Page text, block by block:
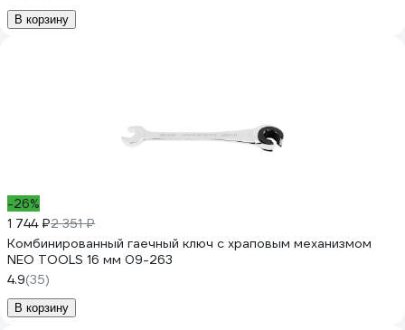
В корзину
-26%
1 744 ₽2 351 ₽
Комбинированный гаечный ключ с храповым механизмом
NEO TOOLS 16 мм 09-263
4.9(35)
В корзину